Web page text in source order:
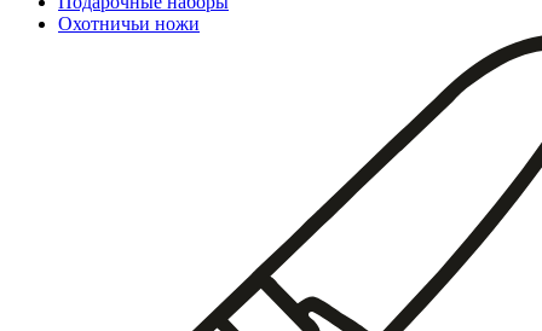
Охотничьи ножи